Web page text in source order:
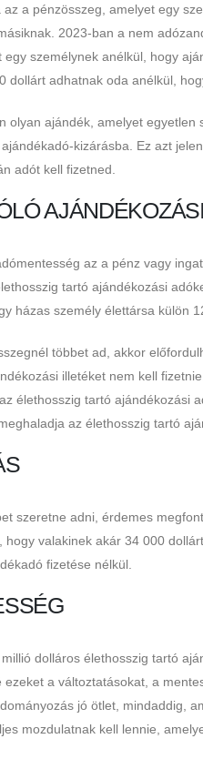
a pénzösszeg, amelyet egy
2023-ban a nem
személynek anélkül, hogy
dollárt adhatnak oda anélkül,
olyan ajándék, amelyet
kizárásba. Ez azt
adót kell fizetned.
az a pénz vagy
tartó ajándékozási
házas személy élettársa külön
többet ad, akkor
illetéket nem kell
élethosszig tartó ajándékozási
az élethosszig tartó
szeretne adni, érdemes
valakinek akár 34 000
fizetése nélkül.
dolláros élethosszig tartó
a változtatásokat, a
jó ötlet, mindaddig,
mozdulatnak kell lennie,